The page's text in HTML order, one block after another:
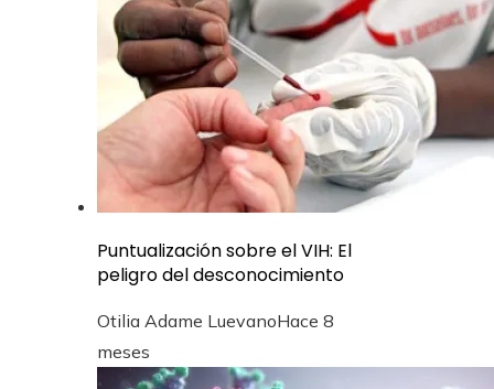
Puntualización sobre el VIH: El
peligro del desconocimiento
Otilia Adame LuevanoHace 8
meses